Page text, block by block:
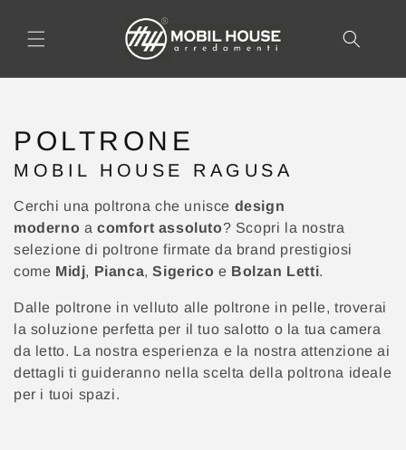
CONTENUTI
C
L
L
E
Z
I
O
N
E
:
POLTRONE
MOBIL HOUSE RAGUSA
Cerchi una poltrona che unisce design
moderno acomfort assoluto? Scopri la nostra
selezione di poltrone firmate da brand prestigiosi
come Midj, Pianca,Sigerico e Bolzan Letti.
Dalle poltrone in velluto alle poltrone in pelle, troverai
la soluzione perfetta per il tuo salotto o la tua camera
da letto. La nostra esperienza e la nostra attenzione ai
dettagli ti guideranno nella scelta della poltrona ideale
per i tuoi spazi.